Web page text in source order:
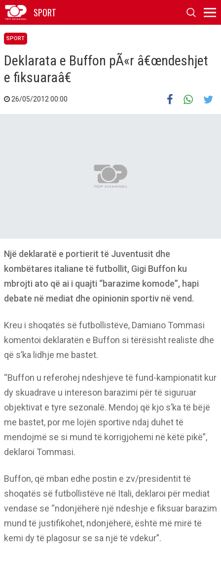
SPORT
SPORT
Deklarata e Buffon pÃ«r â€œndeshjet
e fiksuaraâ€
26/05/2012 00:00
Një deklaratë e portierit të Juventusit dhe
kombëtares italiane të futbollit, Gigi Buffon ku
mbrojti ato që ai i quajti “barazime komode”, hapi
debate në mediat dhe opinionin sportiv në vend.
Kreu i shoqatës së futbollistëve, Damiano Tommasi
komentoi deklaratën e Buffon si tërësisht realiste dhe
që s’ka lidhje me bastet.
“Buffon u referohej ndeshjeve të fund-kampionatit kur
dy skuadrave u intereson barazimi për të siguruar
objektivat e tyre sezonalë. Mendoj që kjo s’ka të bëjë
me bastet, por me lojën sportive ndaj duhet të
mendojmë se si mund të korrigjohemi në këtë pikë”,
deklaroi Tommasi.
Buffon, që mban edhe postin e zv/presidentit të
shoqatës së futbollistëve në Itali, deklaroi për mediat
vendase se “ndonjëherë një ndeshje e fiksuar barazim
mund të justifikohet, ndonjëherë, është më mirë të
kemi dy të plagosur se sa një të vdekur”.